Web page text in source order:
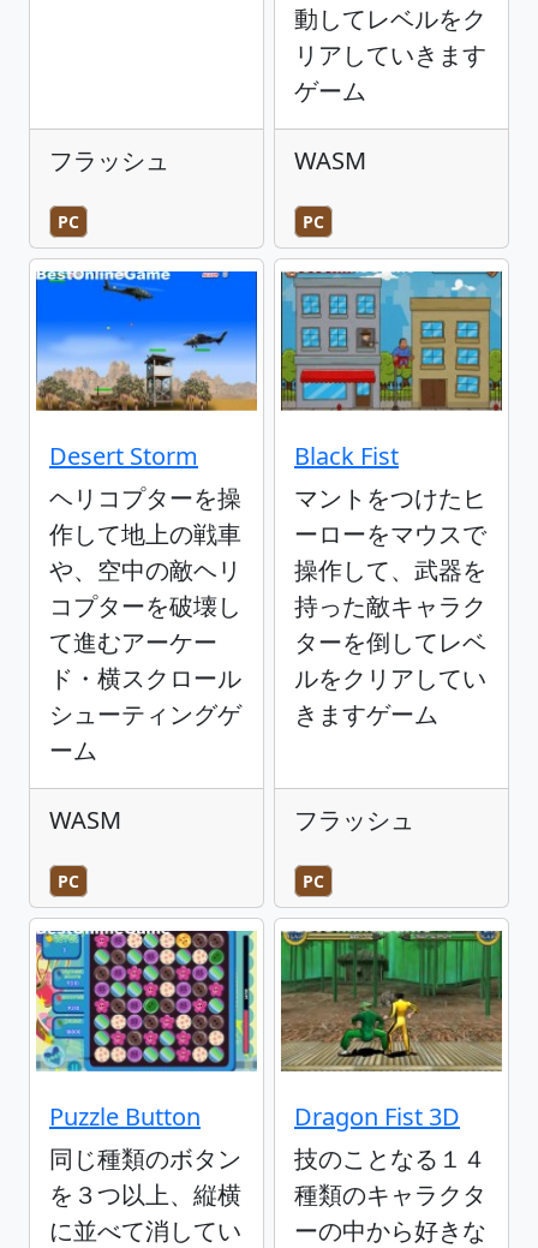
フラッシュ
PC
動してレベルをク
リアしていきます
ゲーム
WASM
PC
Desert Storm
ヘリコプターを操
作して地上の戦車
や、空中の敵ヘリ
コプターを破壊し
て進むアーケー
ド・横スクロール
シューティングゲ
ーム
WASM
PC
Black Fist
マントをつけたヒ
ーローをマウスで
操作して、武器を
持った敵キャラク
ターを倒してレベ
ルをクリアしてい
きますゲーム
フラッシュ
PC
Puzzle Button
同じ種類のボタン
を３つ以上、縦横
に並べて消してい
Dragon Fist 3D
技のことなる１４
種類のキャラクタ
ーの中から好きな